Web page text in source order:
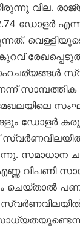
വില.
ഡോളർ എന്ന
സാമ്പത്തിക
മേഖലയിലെ
ഡോളർ
സമാധാന
വിപണി
ചെയ്താൽ